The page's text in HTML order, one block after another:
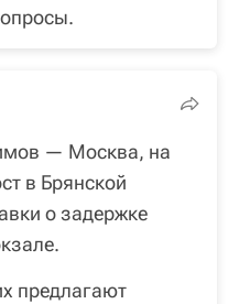
— Москва, на
в Брянской
о задержке
предлагают